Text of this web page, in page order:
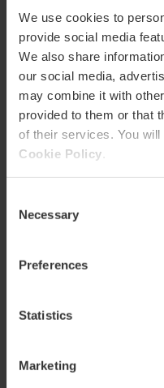
We use cookies to
provide social media
We also share
our social media,
may combine it with
provided to them or that
of their services. You
Cookie Policy
Selection
Necessary
Preferences
Statistics
Marketing
Valencia